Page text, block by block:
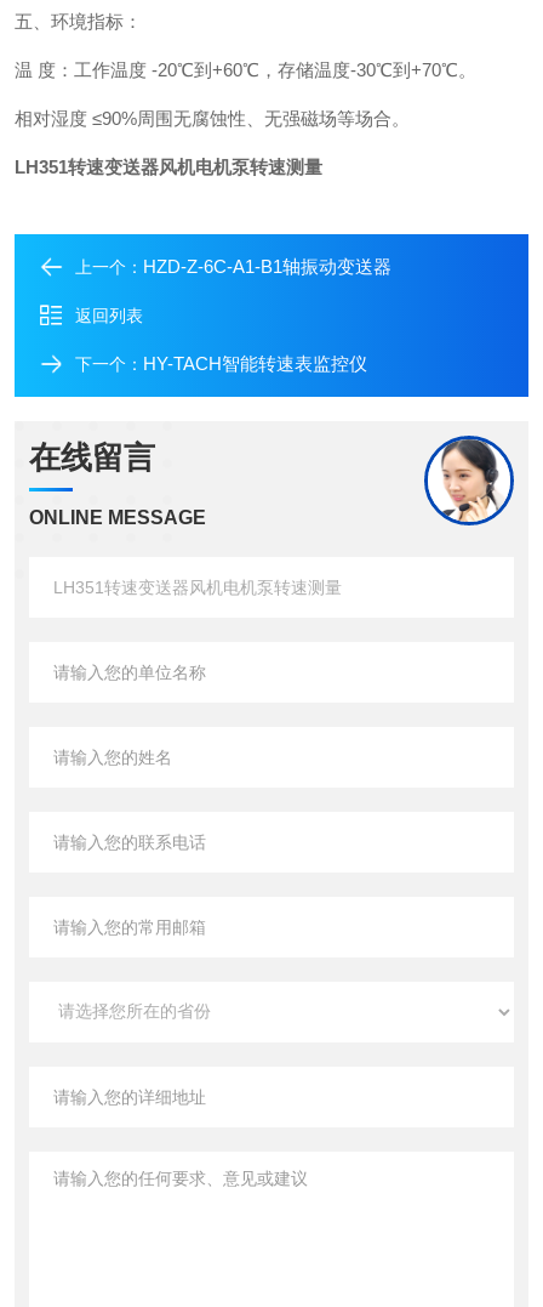
五、环境指标：
温 度：工作温度 -20℃到+60℃，存储温度-30℃到+70℃。
相对湿度 ≤90%周围无腐蚀性、无强磁场等场合。
LH351转速变送器风机电机泵转速测量
上一个： HZD-Z-6C-A1-B1轴振动变送器
返回列表
下一个： HY-TACH智能转速表监控仪
在线留言
ONLINE MESSAGE